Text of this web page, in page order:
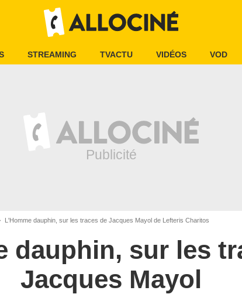
STREAMING TVACTU VIDÉOS VOD
L'Homme dauphin, sur les traces de Jacques Mayol de Lefteris Charitos
dauphin, sur les
Jacques Mayol